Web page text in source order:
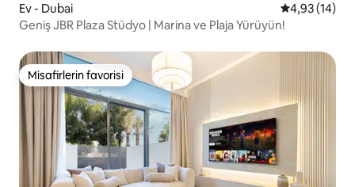
Ev - Dubai 5 üzerinden
4,93 (14)
Geniş JBR Plaza Stüdyo | Marina ve Plaja Yürüyün!
Misafirlerin favorisi
Misafirlerin favorisi